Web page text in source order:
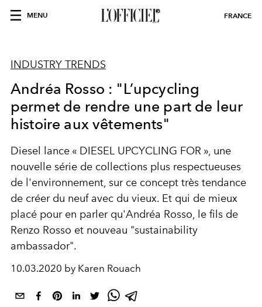
MENU FRANCE
INDUSTRY TRENDS
Andréa Rosso : "L’upcycling
permet de rendre une part de leur
histoire aux vêtements"
Diesel lance « DIESEL UPCYCLING FOR », une
nouvelle série de collections plus respectueuses
de l'environnement, sur ce concept très tendance
de créer du neuf avec du vieux. Et qui de mieux
placé pour en parler qu'Andréa Rosso, le fils de
Renzo Rosso et nouveau "sustainability
ambassador".
10.03.2020 by Karen Rouach